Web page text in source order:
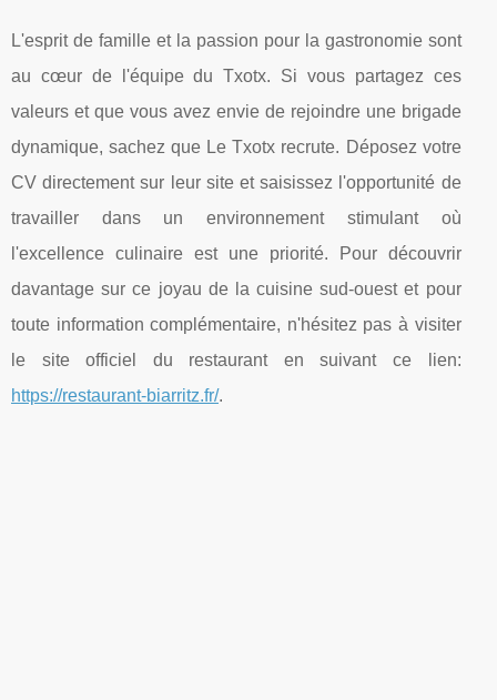
L'esprit de famille et la passion pour la gastronomie sont
au cœur de l'équipe du Txotx. Si vous partagez ces
valeurs et que vous avez envie de rejoindre une brigade
dynamique, sachez que Le Txotx recrute. Déposez votre
CV directement sur leur site et saisissez l'opportunité de
travailler dans un environnement stimulant où
l'excellence culinaire est une priorité. Pour découvrir
davantage sur ce joyau de la cuisine sud-ouest et pour
toute information complémentaire, n'hésitez pas à visiter
le site officiel du restaurant en suivant ce lien:
https://restaurant-biarritz.fr/.